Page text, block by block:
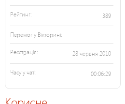
Рейтинг: 389
Перемог у Вікторині:
Реєстрація: 28 червня 2010
Часу у чаті: 00:06:29